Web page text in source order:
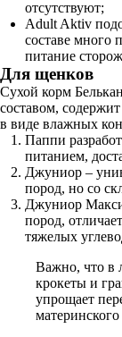
отсутствуют;
Adult Aktiv
составе много
питание
Для щенков
Сухой корм
составом,
в виде влажных
Паппи
питанием,
Джуниор –
пород, но со
Джуниор
пород,
тяжелых
Важно, что в
крокеты и
упрощает